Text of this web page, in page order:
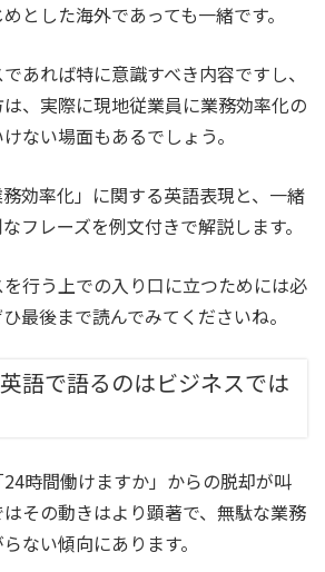
とした海外であっても一緒です。
あれば特に意識すべき内容ですし、
、実際に現地従業員に業務効率化の
ない場面もあるでしょう。
効率化」に関する英語表現と、一緒
フレーズを例文付きで解説します。
行う上での入り口に立つためには必
最後まで読んでみてくださいね。
語で語るのはビジネスでは
時間働けますか」からの脱却が叫
その動きはより顕著で、無駄な業務
ない傾向にあります。